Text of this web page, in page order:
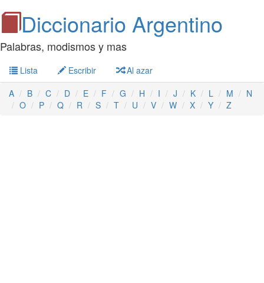
Diccionario Argentino
Palabras, modismos y mas
Lista Escribir
Al azar
A
B C D E F G H I J K L M
N
O
P Q R S T U V W X Y Z